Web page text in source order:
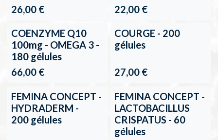
26,00 €
22,00€
COENZYME Q10
100mg - OMEGA 3 -
180 gélules
66,00 €
COURGE - 200
gélules
27,00€
FEMINA CONCEPT -
HYDRADERM -
200 gélules
FEMINA CONCEPT -
LACTOBACILLUS
CRISPATUS - 60
gélules